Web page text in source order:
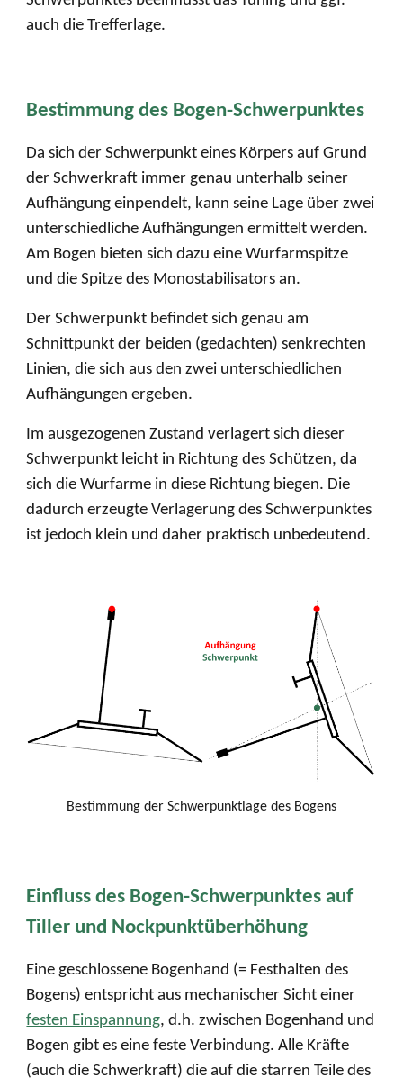
auch die Trefferlage.
Bestimmung des Bogen-Schwerpunktes
Da sich der Schwerpunkt eines Körpers auf Grund
der Schwerkraft immer genau unterhalb seiner
Aufhängung einpendelt, kann seine Lage über zwei
unterschiedliche Aufhängungen ermittelt werden.
Am Bogen bieten sich dazu eine Wurfarmspitze
und die Spitze des Monostabilisators an.
Der Schwerpunkt befindet sich genau am
Schnittpunkt der beiden (gedachten) senkrechten
Linien, die sich aus den zwei unterschiedlichen
Aufhängungen ergeben.
Im ausgezogenen Zustand verlagert sich dieser
Schwerpunkt leicht in Richtung des Schützen, da
sich die Wurfarme in diese Richtung biegen. Die
dadurch erzeugte Verlagerung des Schwerpunktes
ist jedoch klein und daher praktisch unbedeutend.
Bestimmung der Schwerpunktlage des Bogens
Einfluss des Bogen-Schwerpunktes auf
Tiller und Nockpunktüberhöhung
Eine geschlossene Bogenhand (= Festhalten des
Bogens) entspricht aus mechanischer Sicht einer
festen Einspannung, d.h. zwischen Bogenhand und
Bogen gibt es eine feste Verbindung. Alle Kräfte
(auch die Schwerkraft) die auf die starren Teile des